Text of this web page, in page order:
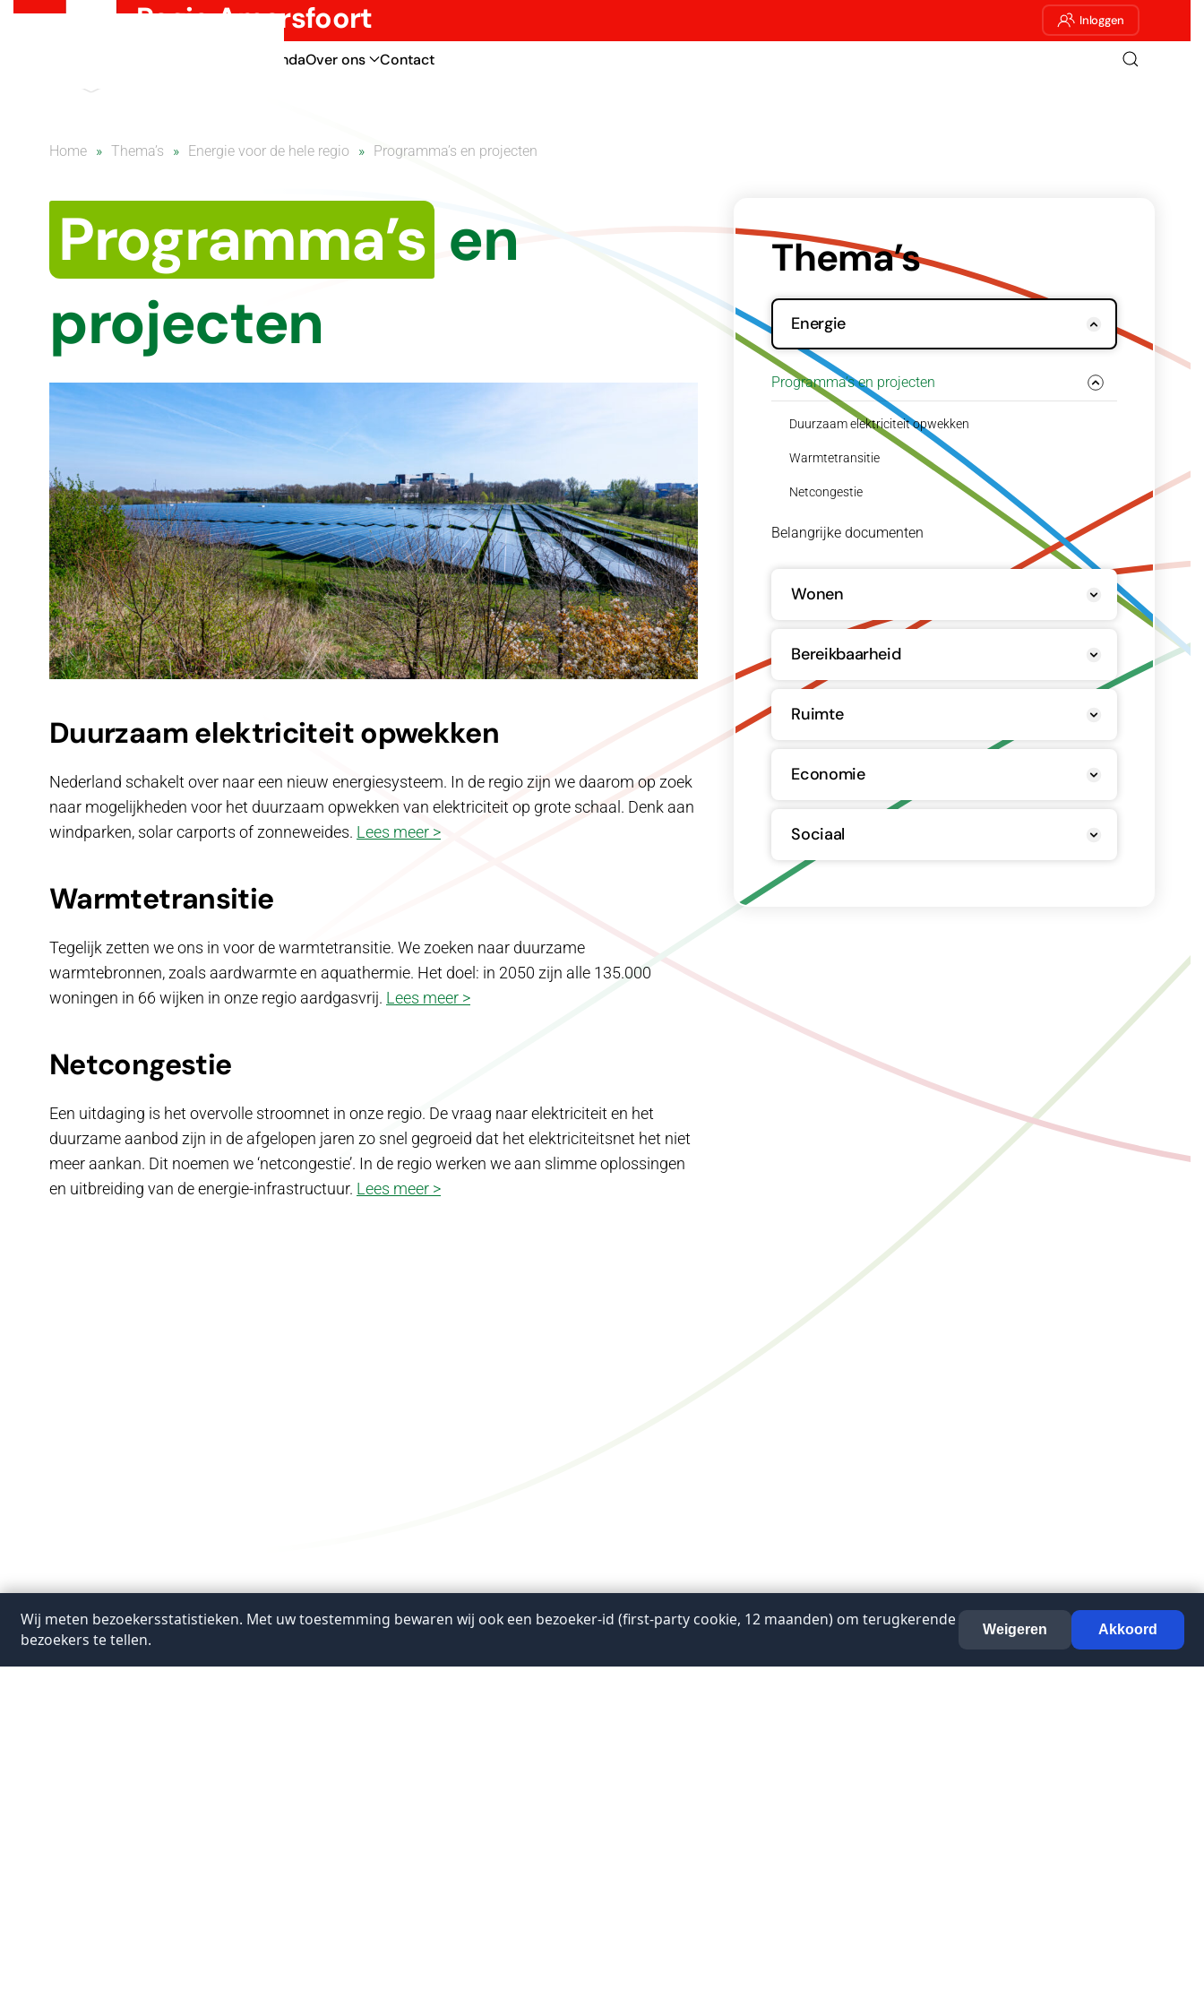
Regio Amersfoort Inloggen
AgendaOver ons Contact
Home Thema’s Energie voor de hele regio Programma’s en projecten
Programma’s en
projecten
Duurzaam elektriciteit opwekken
Nederland schakelt over naar een nieuw energiesysteem. In de regio zijn we daarom op zoek
naar mogelijkheden voor het duurzaam opwekken van elektriciteit op grote schaal. Denk aan
windparken, solar carports of zonneweides. Lees meer >
Warmtetransitie
Tegelijk zetten we ons in voor de warmtetransitie. We zoeken naar duurzame
warmtebronnen, zoals aardwarmte en aquathermie. Het doel: in 2050 zijn alle 135.000
woningen in 66 wijken in onze regio aardgasvrij. Lees meer >
Netcongestie
Een uitdaging is het overvolle stroomnet in onze regio. De vraag naar elektriciteit en het
duurzame aanbod zijn in de afgelopen jaren zo snel gegroeid dat het elektriciteitsnet het niet
meer aankan. Dit noemen we ‘netcongestie’. In de regio werken we aan slimme oplossingen
en uitbreiding van de energie-infrastructuur. Lees meer >
Thema’s
Energie
Programma’s en projecten
Duurzaam elektriciteit opwekken
Warmtetransitie
Netcongestie
Belangrijke documenten
Wonen
Bereikbaarheid
Ruimte
Economie
Sociaal
Wij meten bezoekersstatistieken. Met uw toestemming bewaren wij ook een bezoeker-id (first-party cookie, 12 maanden) om terugkerende
bezoekers te tellen.
Weigeren Akkoord